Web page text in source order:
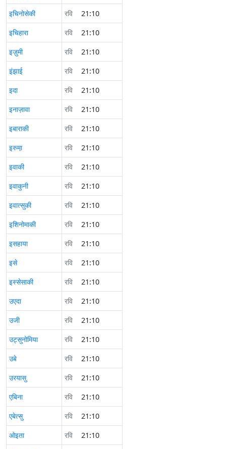
इचिनोसेकी
रवि
21:10
इचिहारा
रवि
21:10
इज़ुमी
रवि
21:10
इंझाई
रवि
21:10
इदा
रवि
21:10
इनाज़ावा
रवि
21:10
इबाराकी
रवि
21:10
इरुमा़
रवि
21:10
इवाकी
रवि
21:10
इवाकुनी
रवि
21:10
इवात्सुकी
रवि
21:10
इशिनोमाकी
रवि
21:10
इसहाया
रवि
21:10
इसे
रवि
21:10
इस्सेसाकी
रवि
21:10
उएदा
रवि
21:10
उजी
रवि
21:10
उट्सुनोमिया
रवि
21:10
उबे
रवि
21:10
उरयासु
रवि
21:10
एबिना
रवि
21:10
एबेत्सु
रवि
21:10
ओइता
रवि
21:10